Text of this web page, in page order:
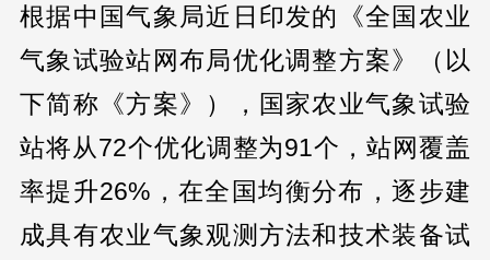
根据中国气象局近日印发的《全国农业
气象试验站网布局优化调整方案》（以
下简称《方案》），国家农业气象试验
站将从72个优化调整为91个，站网覆盖
率提升26%，在全国均衡分布，逐步建
成具有农业气象观测方法和技术装备试